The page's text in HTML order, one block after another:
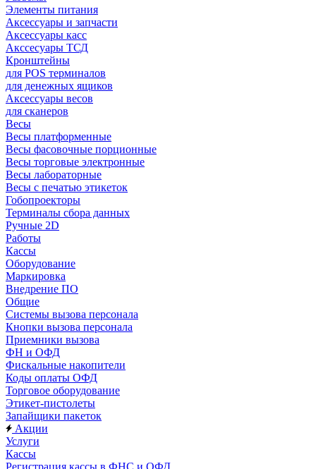
Элементы питания
Аксессуары и запчасти
Аксессуары касс
Акссесуары ТСД
Кронштейны
для POS терминалов
для денежных ящиков
Аксессуары весов
для сканеров
Весы
Весы платформенные
Весы фасовочные порционные
Весы торговые электронные
Весы лабораторные
Весы с печатью этикеток
Гобопроекторы
Терминалы сбора данных
Ручные 2D
Работы
Кассы
Оборудование
Маркировка
Внедрение ПО
Общие
Системы вызова персонала
Кнопки вызова персонала
Приемники вызова
ФН и ОФД
Фискальные накопители
Коды оплаты ОФД
Торговое оборудование
Этикет-пистолеты
Запайщики пакеток
Акции
Услуги
Кассы
Регистрация кассы в ФНС и ОФД